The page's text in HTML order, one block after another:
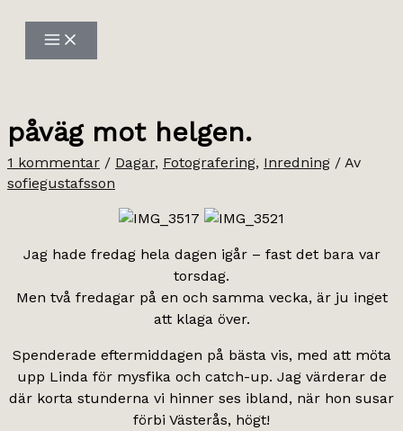
innehåll
påväg mot helgen.
1 kommentar / Dagar, Fotografering, Inredning / Av
sofiegustafsson
Jag hade fredag hela dagen igår – fast det bara var
torsdag.
Men två fredagar på en och samma vecka, är ju inget
att klaga över.
Spenderade eftermiddagen på bästa vis, med att möta
upp Linda för mysfika och catch-up. Jag värderar de
där korta stunderna vi hinner ses ibland, när hon susar
förbi Västerås, högt!